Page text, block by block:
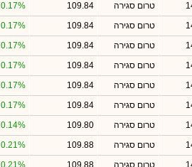
טרום סגירה 109.84
0.17%
טרום סגירה 109.84
0.17%
טרום סגירה 109.84
0.17%
טרום סגירה 109.84
0.17%
טרום סגירה 109.84
0.17%
טרום סגירה 109.84
0.17%
טרום סגירה 109.80
0.14%
טרום סגירה 109.88
0.21%
טרום סגירה 109.88
0.21%